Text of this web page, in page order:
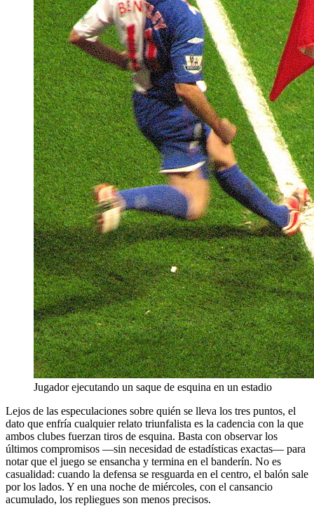
Jugador ejecutando un saque de esquina en un estadio
Lejos de las especulaciones sobre quién se lleva los tres puntos, el
dato que enfría cualquier relato triunfalista es la cadencia con la que
ambos clubes fuerzan tiros de esquina. Basta con observar los
últimos compromisos —sin necesidad de estadísticas exactas— para
notar que el juego se ensancha y termina en el banderín. No es
casualidad: cuando la defensa se resguarda en el centro, el balón sale
por los lados. Y en una noche de miércoles, con el cansancio
acumulado, los repliegues son menos precisos.